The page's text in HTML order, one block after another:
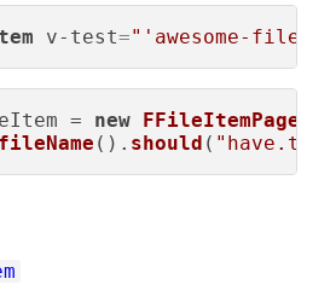
v-test="'awesome-file'"
= new
fileName (). should (